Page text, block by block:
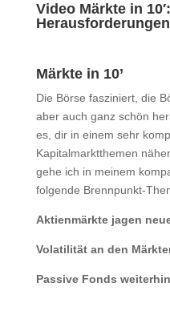
Video Märkte in
Märkte in 10’
Die Börse fasziniert, die
aber auch ganz schön
es, dir in einem sehr
Kapitalmarktthemen
gehe ich in meinem
folgende Brennpunkt-
Aktienmärkte jagen
Volatilität an den
Passive Fonds